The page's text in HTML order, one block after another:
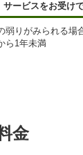
サービスをお受け
弱りがみられる場
ら1年未満
金